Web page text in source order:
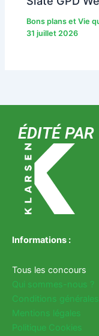
Bons plans et Vie
31 juillet 2026
ÉDITÉ PAR
Informations :
Tous les concours
Qui sommes-nous ?
Conditions générales
Mentions légales
Politique Cookies